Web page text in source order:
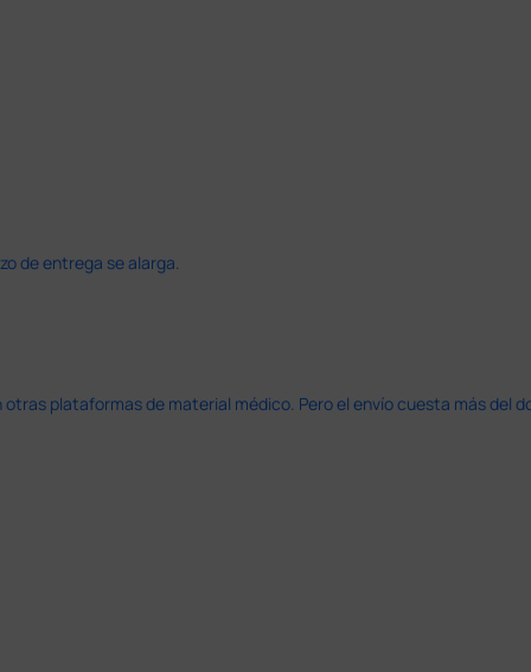
de entrega se alarga.
plataformas de material médico. Pero el envío cuesta más del